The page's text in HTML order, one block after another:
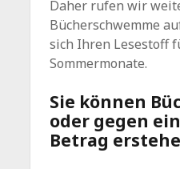
Daher rufen wir
Bücherschwemme
sich Ihren Lesestoff
Sommermonate.
Sie können
oder gegen
Betrag